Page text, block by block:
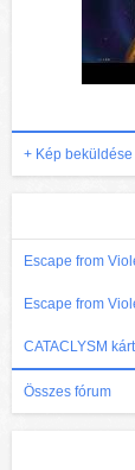
+ Kép beküldése
Escape from
Escape from
CATACLYSM
Összes fórum